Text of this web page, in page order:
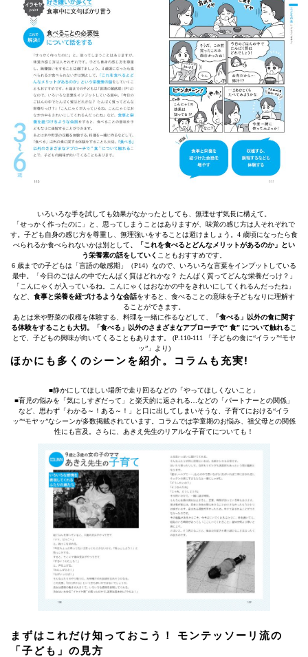
いろいろな手を試しても効果がなかったとしても、無理せず気長に構えて。
「せっかく作ったのに」と、思ってしまうことはありますが、味覚の感じ方は人それぞれで
す。子ども自身の感じ方を尊重し、無理強いをすることは避けましょう。4 歳頃になったら食
べられるか食べられないかは別として、「これを食べるとどんなメリットがあるのか」とい
う栄養素の話をしていく こともおすすめです。
6 歳までの子どもは「言語の敏感期」（P14）なので、いろいろな言葉をインプットしている
最中。「今日のごはんの中でたんぱく質はどれかな？ たんぱく質ってどんな栄養だっけ？」
「こんにゃくが入っているね。こんにゃくはおなかの中をきれいにしてくれるんだったね」
など、 食事と栄養を紐づけるような会話をすると、食べることの意味を子どもなりに理解す
ることができます。
あとは米や野菜の収穫を体験する、料理を一緒に作るなどして、
「食べる」以外の食に関す
る体験をすることも大切。「食べる」以外のさまざまなアプローチで“ 食” について触れる こ
とで、子どもの興味が向いてくることもあります。 (P.110-111 「子どもの食に“イラッ”“モヤ
ッ”」より)
ほかにも多くのシーンを紹介。コラムも充実!
■静かにしてほしい場所で走り回るなどの「やってほしくないこと」
■育児の悩みを「気にしすぎだって」と楽天的に返される…などの「パートナーとの関係」
など、思わず「わかる～！ある～！」と口に出してしまいそうな、子育てにおける“イラ
ッ”“モヤッ”なシーンが多数掲載されています。コラムでは学童期のお悩み、祖父母との関係
性にも言及。さらに、あきえ先生のリアルな子育てについても！
まずはこれだけ知っておこう！ モンテッソーリ流の
「子ども」の見方